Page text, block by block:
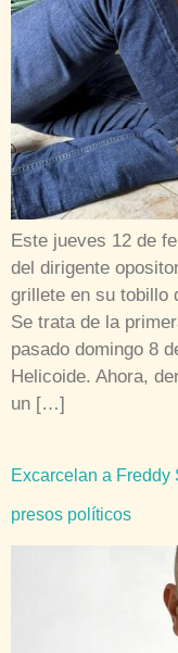
Este jueves 12 de
del dirigente
grillete en su tobillo
Se trata de la
pasado domingo 8
Helicoide. Ahora,
un […]
Excarcelan a Freddy
presos políticos